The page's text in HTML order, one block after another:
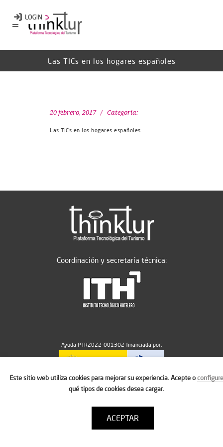
Las TICs en los hogares españoles
20 febrero, 2017 Categoría:
Las TICs en los hogares españoles
Coordinación y secretaría técnica:
Ayuda PTR2022-001302 financiada por:
MICIU/AEI/10.13039/501100011033
Política de cookies
Condiciones de uso
Este sitio web utiliza cookies para mejorar su experiencia. Acepte oconfigure
qué tipos de cookies desea cargar.
ACEPTAR